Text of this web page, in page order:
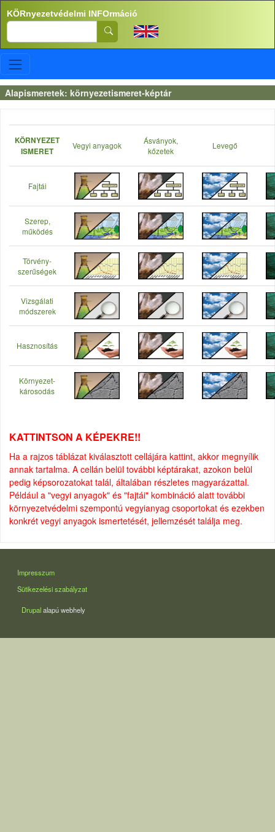
Ugrás a tartalomra
KÖRnyezetvédelmi INFOrmáció
Search
Alapismeretek: környezetismeret-képtár
KÖRNYEZET
ISMERET
Vegyi anyagok
Ásványok,
kőzetek
Levegő
Fajtái
Szerep,
működés
Törvény-
szerűségek
Vizsgálati
módszerek
Hasznosítás
Környezet-
károsodás
KATTINTSON A KÉPEKRE!!
Ha a rajzos táblázat kiválasztott cellájára kattint, akkor megnyílik
annak tartalma. A cellán belül további képtárakat, azokon belül
pedig képsorozatokat talál, általában részletes magyarázattal.
Például a "vegyi anyagok" és "fajtái" kombináció alatt további
környezetvédelmi szempontú vegyianyag csoportokat és ezekben
konkrét vegyi anyagok ismertetését, jellemzését találja meg.
LÁBLÉC
Impresszum
Sütikezelési szabályzat
Drupalalapú webhely